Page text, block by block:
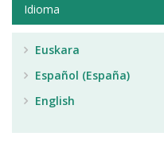
Idioma
Euskara
Español (España)
English